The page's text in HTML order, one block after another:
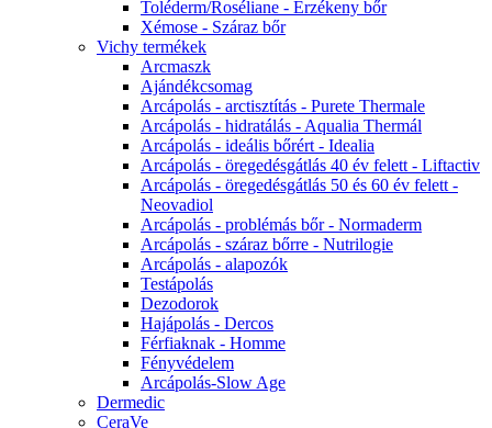
Toléderm/Roséliane - Érzékeny bőr
Xémose - Száraz bőr
Vichy termékek
Arcmaszk
Ajándékcsomag
Arcápolás - arctisztítás - Purete Thermale
Arcápolás - hidratálás - Aqualia Thermál
Arcápolás - ideális bőrért - Idealia
Arcápolás - öregedésgátlás 40 év felett - Liftactiv
Arcápolás - öregedésgátlás 50 és 60 év felett -
Neovadiol
Arcápolás - problémás bőr - Normaderm
Arcápolás - száraz bőrre - Nutrilogie
Arcápolás - alapozók
Testápolás
Dezodorok
Hajápolás - Dercos
Férfiaknak - Homme
Fényvédelem
Arcápolás-Slow Age
Dermedic
CeraVe